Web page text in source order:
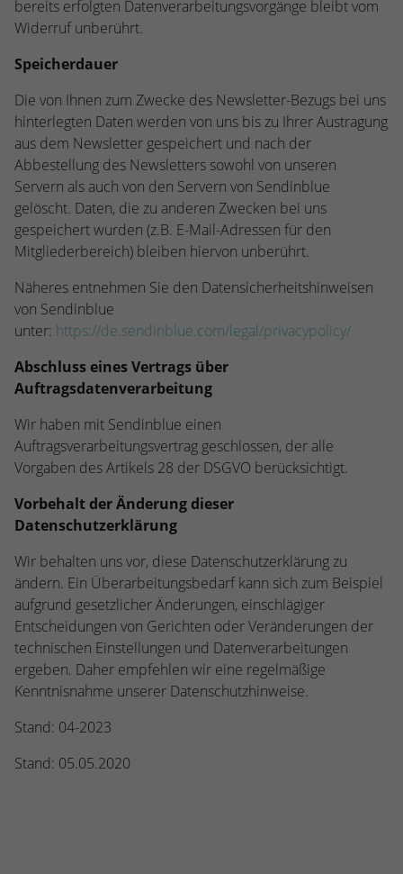
bereits erfolgten Datenverarbeitungsvorgänge bleibt vom
Widerruf unberührt.
Speicherdauer
Die von Ihnen zum Zwecke des Newsletter-Bezugs bei uns
hinterlegten Daten werden von uns bis zu Ihrer Austragung
aus dem Newsletter gespeichert und nach der
Abbestellung des Newsletters sowohl von unseren
Servern als auch von den Servern von Sendinblue
gelöscht. Daten, die zu anderen Zwecken bei uns
gespeichert wurden (z.B. E-Mail-Adressen für den
Mitgliederbereich) bleiben hiervon unberührt.
Näheres entnehmen Sie den Datensicherheitshinweisen
von Sendinblue
unter: https://de.sendinblue.com/legal/privacypolicy/
Abschluss eines Vertrags über
Auftragsdatenverarbeitung
Wir haben mit Sendinblue einen
Auftragsverarbeitungsvertrag geschlossen, der alle
Vorgaben des Artikels 28 der DSGVO berücksichtigt.
Vorbehalt der Änderung dieser
Datenschutzerklärung
Wir behalten uns vor, diese Datenschutzerklärung zu
ändern. Ein Überarbeitungsbedarf kann sich zum Beispiel
aufgrund gesetzlicher Änderungen, einschlägiger
Entscheidungen von Gerichten oder Veränderungen der
technischen Einstellungen und Datenverarbeitungen
ergeben. Daher empfehlen wir eine regelmäßige
Kenntnisnahme unserer Datenschutzhinweise.
Stand: 04-2023
Stand: 05.05.2020